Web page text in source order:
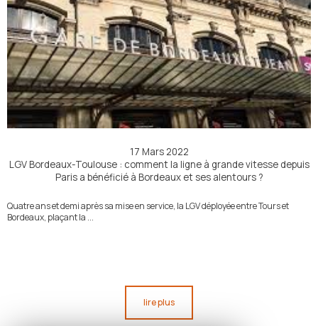
17 Mars 2022
LGV Bordeaux-Toulouse : comment la ligne à grande vitesse depuis
Paris a bénéficié à Bordeaux et ses alentours ?
Quatre ans et demi après sa mise en service, la LGV déployée entre Tours et
Bordeaux, plaçant la ...
lire plus